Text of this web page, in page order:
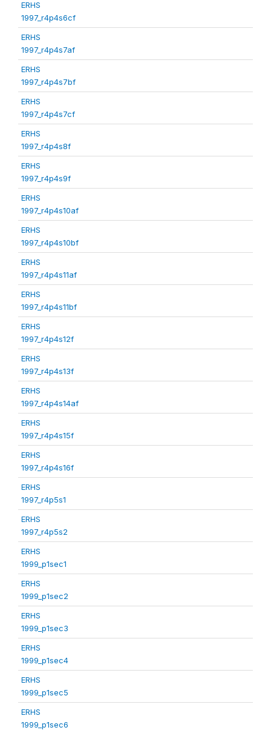
ERHS
1997_r4p4s6cf
ERHS
1997_r4p4s7af
ERHS
1997_r4p4s7bf
ERHS
1997_r4p4s7cf
ERHS
1997_r4p4s8f
ERHS
1997_r4p4s9f
ERHS
1997_r4p4s10af
ERHS
1997_r4p4s10bf
ERHS
1997_r4p4s11af
ERHS
1997_r4p4s11bf
ERHS
1997_r4p4s12f
ERHS
1997_r4p4s13f
ERHS
1997_r4p4s14af
ERHS
1997_r4p4s15f
ERHS
1997_r4p4s16f
ERHS
1997_r4p5s1
ERHS
1997_r4p5s2
ERHS
1999_p1sec1
ERHS
1999_p1sec2
ERHS
1999_p1sec3
ERHS
1999_p1sec4
ERHS
1999_p1sec5
ERHS
1999_p1sec6